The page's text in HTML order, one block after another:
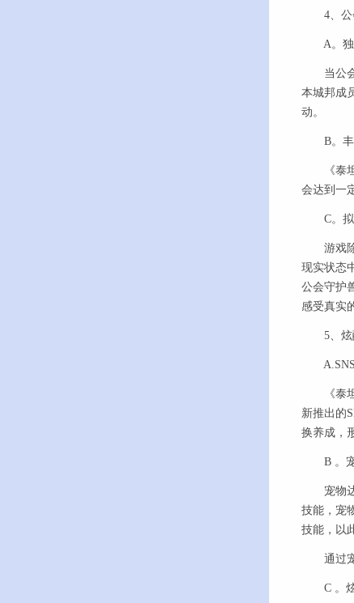
4、公
A。独
当公会
本城邦成
动。
B。丰
《泰坦
会达到一
C。拟
游戏除
现实状态
公会守护
感受真实
5、炫
A.SNS
《泰坦
新推出的
换养成，
B 。宠
宠物达
技能，宠
技能，以
通过宠
C 。炫